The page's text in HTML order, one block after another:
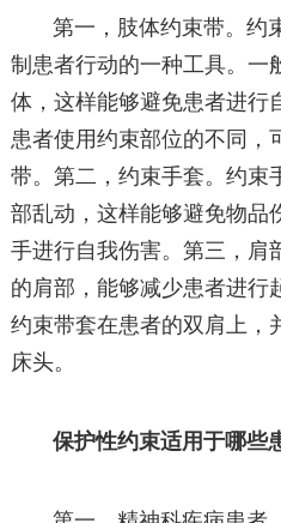
第一，肢体约束带。约
制患者行动的一种工具。一
体，这样能够避免患者进行
患者使用约束部位的不同，
带。第二，约束手套。约束
部乱动，这样能够避免物品
手进行自我伤害。第三，肩
的肩部，能够减少患者进行
约束带套在患者的双肩上，
床头。
保护性约束适用于哪些